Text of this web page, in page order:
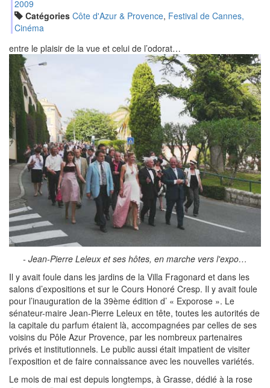
2009
Catégories Côte d'Azur & Provence, Festival de Cannes,
Cinéma
entre le plaisir de la vue et celui de l’odorat…
- Jean-Pierre Leleux et ses hôtes, en marche vers l'expo…
Il y avait foule dans les jardins de la Villa Fragonard et dans les
salons d’expositions et sur le Cours Honoré Cresp. Il y avait foule
pour l’inauguration de la 39ème édition d’ « Exporose ». Le
sénateur-maire Jean-Pierre Leleux en tête, toutes les autorités de
la capitale du parfum étaient là, accompagnées par celles de ses
voisins du Pôle Azur Provence, par les nombreux partenaires
privés et institutionnels. Le public aussi était impatient de visiter
l’exposition et de faire connaissance avec les nouvelles variétés.
Le mois de mai est depuis longtemps, à Grasse, dédié à la rose